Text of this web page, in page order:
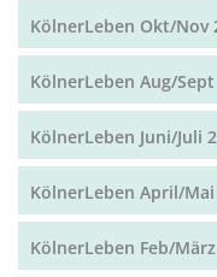
KölnerLeben Okt/Nov
KölnerLeben Aug/
KölnerLeben Juni/Juli
KölnerLeben April/Mai
KölnerLeben Feb/